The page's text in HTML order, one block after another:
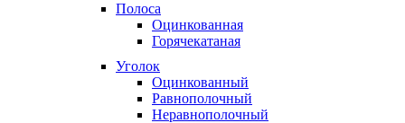
Полоса
Оцинкованная
Горячекатаная
Уголок
Оцинкованный
Равнополочный
Неравнополочный